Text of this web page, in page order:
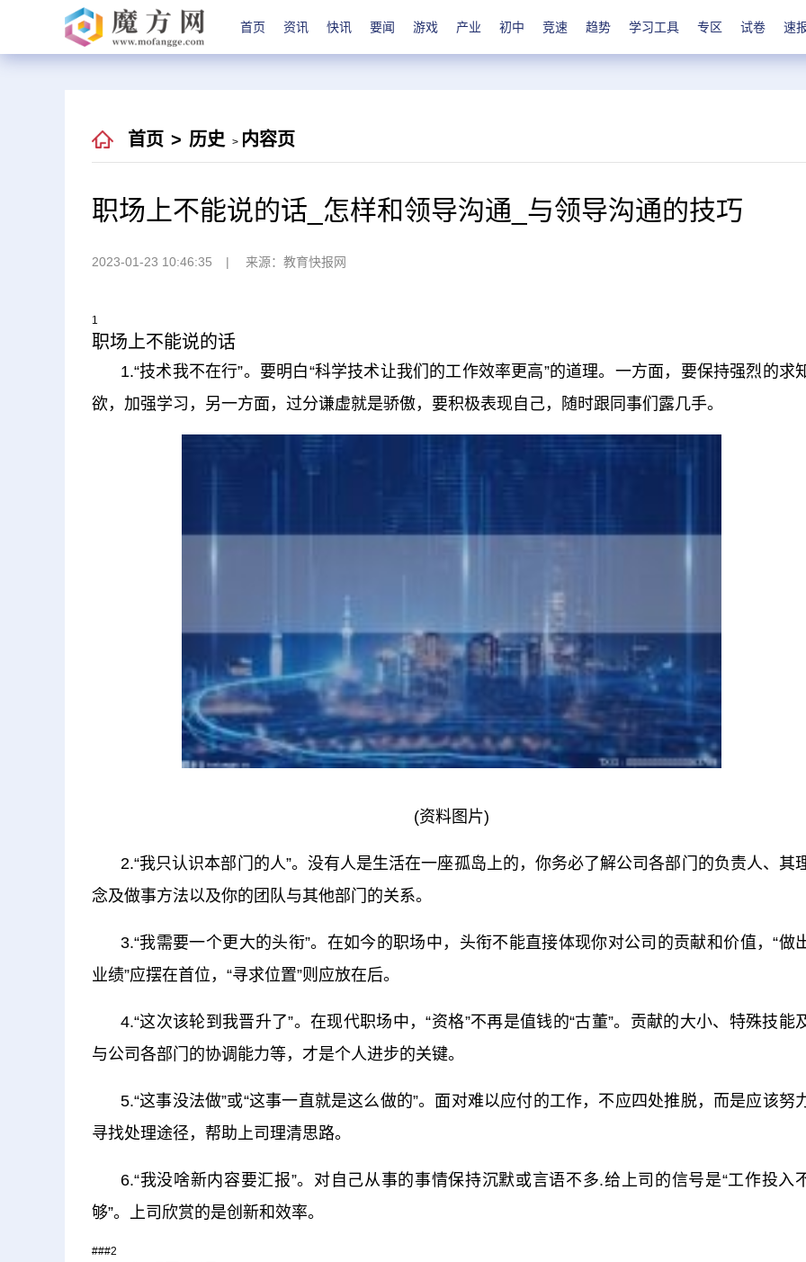
首页 资讯 快讯 要闻 游戏 产业 初中 竞速 趋势 学习工具 专区 试卷 速
首页 > 历史 > 内容页
职场上不能说的话_怎样和领导沟通_与领导沟通的技巧
2023-01-23 10:46:35 来源：教育快报网
1
职场上不能说的话
1.“技术我不在行”。要明白“科学技术让我们的工作效率更高”的道理。一方面，要保持强烈的求
欲，加强学习，另一方面，过分谦虚就是骄傲，要积极表现自己，随时跟同事们露几手。
(资料图片)
2.“我只认识本部门的人”。没有人是生活在一座孤岛上的，你务必了解公司各部门的负责人、其
念及做事方法以及你的团队与其他部门的关系。
3.“我需要一个更大的头衔”。在如今的职场中，头衔不能直接体现你对公司的贡献和价值，“做
业绩”应摆在首位，“寻求位置”则应放在后。
4.“这次该轮到我晋升了”。在现代职场中，“资格”不再是值钱的“古董”。贡献的大小、特殊技能
与公司各部门的协调能力等，才是个人进步的关键。
5.“这事没法做”或“这事一直就是这么做的”。面对难以应付的工作，不应四处推脱，而是应该努
寻找处理途径，帮助上司理清思路。
6.“我没啥新内容要汇报”。对自己从事的事情保持沉默或言语不多.给上司的信号是“工作投入
够”。上司欣赏的是创新和效率。
###2